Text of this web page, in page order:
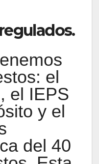
el
el IEPS
y el
del 40